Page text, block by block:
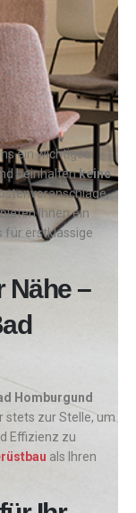
ein wichtiges
beinhaltenkeine
Ihnen ein
für erstklassige
Nähe –
Homburgund
stets zur Stelle, um
Effizienz zu
als Ihren